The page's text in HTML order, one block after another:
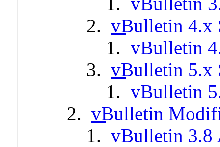
vBulletin 4.x
vBulletin
vBulletin 5.x
vBulletin
vBulletin
vBulletin 3.8